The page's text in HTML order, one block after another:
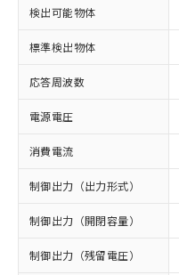
検出可能物体
標準検出物体
応答周波数
電源電圧
消費電流
制御出力（出力形式）
制御出力（開閉容量）
制御出力（残留電圧）